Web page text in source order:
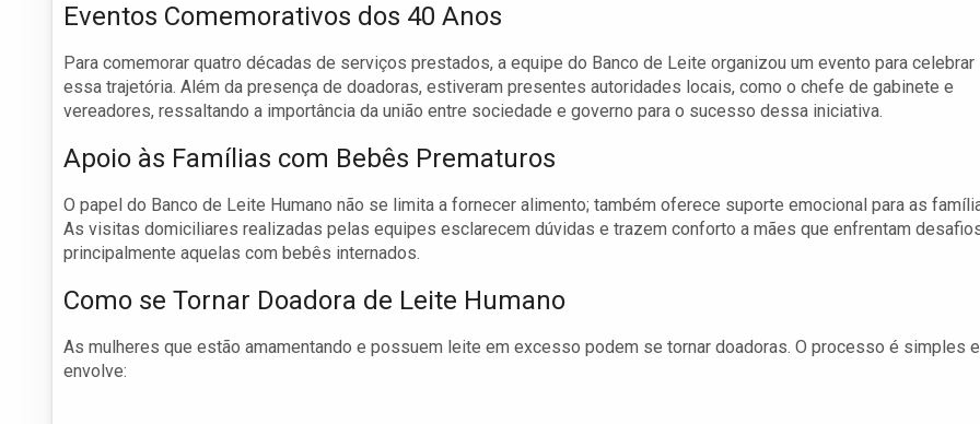
Eventos Comemorativos dos 40 Anos
Para comemorar quatro décadas de serviços prestados, a equipe do Banco de Leite organizou um evento para celebrar
essa trajetória. Além da presença de doadoras, estiveram presentes autoridades locais, como o chefe de gabinete e
vereadores, ressaltando a importância da união entre sociedade e governo para o sucesso dessa iniciativa.
Apoio às Famílias com Bebês Prematuros
O papel do Banco de Leite Humano não se limita a fornecer alimento; também oferece suporte emocional para as
As visitas domiciliares realizadas pelas equipes esclarecem dúvidas e trazem conforto a mães que enfrentam
principalmente aquelas com bebês internados.
Como se Tornar Doadora de Leite Humano
As mulheres que estão amamentando e possuem leite em excesso podem se tornar doadoras. O processo é simples e
envolve: